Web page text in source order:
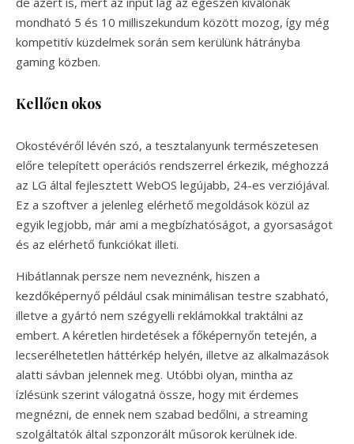
mondható 5 és 10 milliszekundum között mozog, így még
kompetitív küzdelmek során sem kerülünk hátrányba
gaming közben.
Kellően okos
Okostévéről lévén szó, a tesztalanyunk természetesen
előre telepített operációs rendszerrel érkezik, méghozzá
az LG által fejlesztett WebOS legújabb, 24-es verziójával.
Ez a szoftver a jelenleg elérhető megoldások közül az
egyik legjobb, már ami a megbízhatóságot, a gyorsaságot
és az elérhető funkciókat illeti.
Hibátlannak persze nem neveznénk, hiszen a
kezdőképernyő például csak minimálisan testre szabható,
illetve a gyártó nem szégyelli reklámokkal traktálni az
embert. A kéretlen hirdetések a főképernyőn tetején, a
lecserélhetetlen háttérkép helyén, illetve az alkalmazások
alatti sávban jelennek meg. Utóbbi olyan, mintha az
ízlésünk szerint válogatná össze, hogy mit érdemes
megnézni, de ennek nem szabad bedőlni, a streaming
szolgáltatók által szponzorált műsorok kerülnek ide.